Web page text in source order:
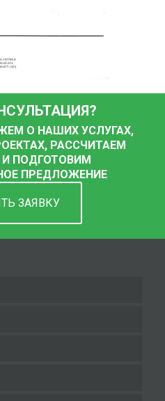
О НАШИХ УСЛУГАХ,
РАССЧИТАЕМ
ПОДГОТОВИМ
ПРЕДЛОЖЕНИЕ
ЗАЯВКУ